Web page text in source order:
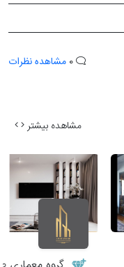
مشاهده نظرات
مشاهده بیشتر